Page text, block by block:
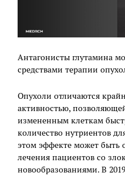
Антагонисты глутамина
средствами терапии
Опухоли отличаются
активностью,
измененным клеткам
количество нутриентов
этом эффекте может быть
лечения пациентов со
новообразованиями. В